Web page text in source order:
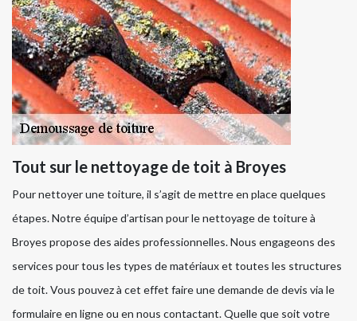
Tout sur le nettoyage de toit à Broyes
Pour nettoyer une toiture, il s’agit de mettre en place quelques
étapes. Notre équipe d’artisan pour le nettoyage de toiture à
Broyes propose des aides professionnelles. Nous engageons des
services pour tous les types de matériaux et toutes les structures
de toit. Vous pouvez à cet effet faire une demande de devis via le
formulaire en ligne ou en nous contactant. Quelle que soit votre